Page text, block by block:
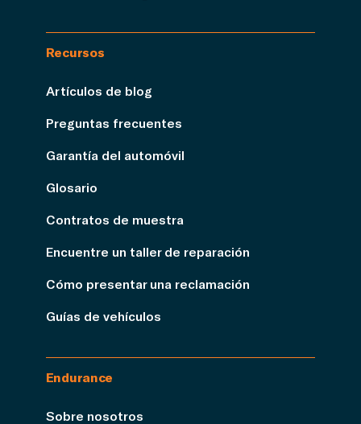
Recursos
Artículos de blog
Preguntas frecuentes
Garantía del automóvil
Glosario
Contratos de muestra
Encuentre un taller de reparación
Cómo presentar una reclamación
Guías de vehículos
Endurance
Sobre nosotros